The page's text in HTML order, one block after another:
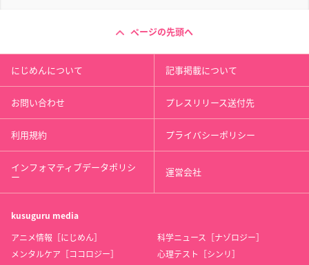
ページの先頭へ
にじめんについて 記事掲載について
お問い合わせ プレスリリース送付先
利用規約 プライバシーポリシー
インフォマティブデータポリシ
ー 運営会社
kusuguru media
アニメ情報［にじめん］
科学ニュース［ナゾロジー］
メンタルケア［ココロジー］
心理テスト［シンリ］